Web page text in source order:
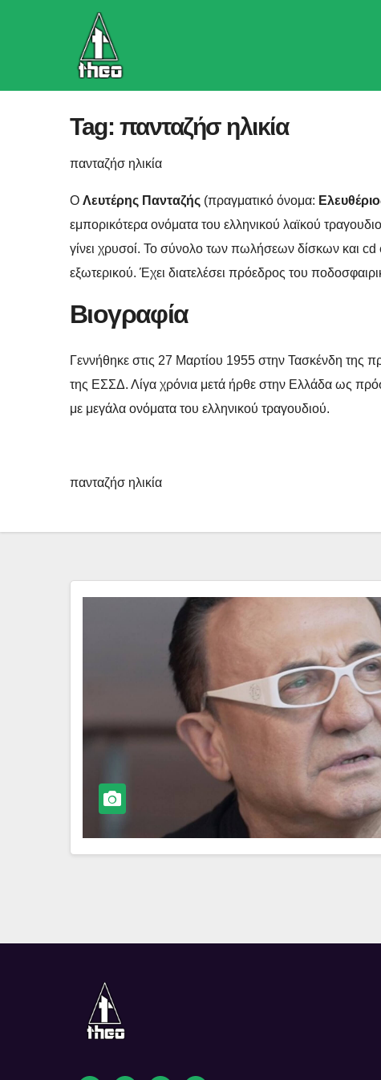
Tag: πανταζήσ ηλικία
πανταζήσ ηλικία
Ο Λευτέρης Πανταζής (πραγματικό όνομα:
εμπορικότερα ονόματα του ελληνικού λαϊκού
γίνει χρυσοί. Το σύνολο των πωλήσεων δίσκων και cd
εξωτερικού. Έχει διατελέσει πρόεδρος του
Βιογραφία
Γεννήθηκε στις 27 Μαρτίου 1955 στην Τασκένδη της
της ΕΣΣΔ. Λίγα χρόνια μετά ήρθε στην Ελλάδα ως
με μεγάλα ονόματα του ελληνικού τραγουδιού.
πανταζήσ ηλικία